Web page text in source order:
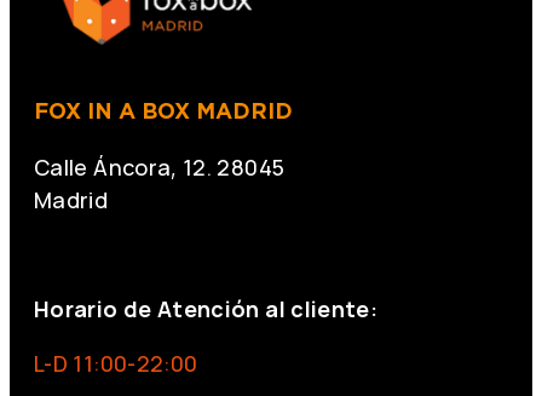
FOX IN A BOX MADRID
Calle Áncora, 12. 28045
Madrid
Horario de Atención al cliente:
L-D 11:00-22:00